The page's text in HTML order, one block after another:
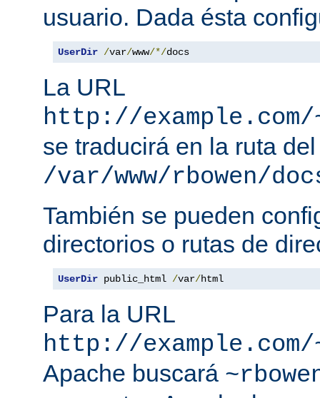
usuario. Dada ésta
UserDir /var/www/*/docs
La URL
http://
se traducirá en la ruta
/var/www/rbowen/
También se pueden
directorios o rutas de
UserDir public_html /var/html
Para la URL
http://
Apache buscará